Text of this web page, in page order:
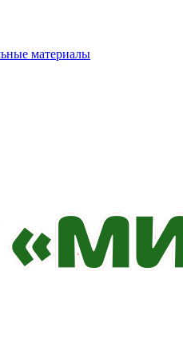
материалы